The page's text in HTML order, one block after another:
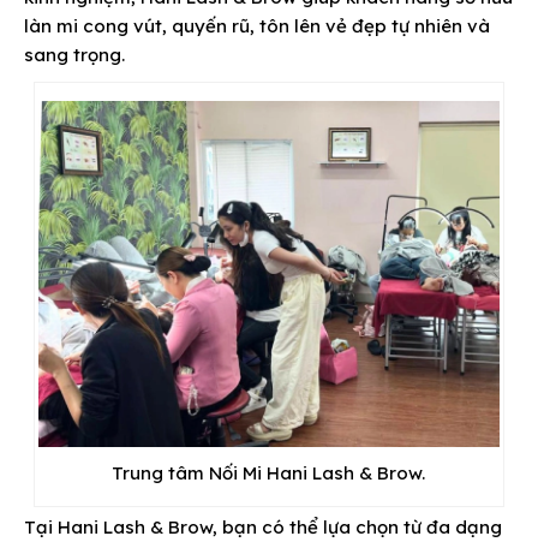
làn mi cong vút, quyến rũ, tôn lên vẻ đẹp tự nhiên và
sang trọng.
Trung tâm Nối Mi Hani Lash & Brow.
Tại Hani Lash & Brow, bạn có thể lựa chọn từ đa dạng